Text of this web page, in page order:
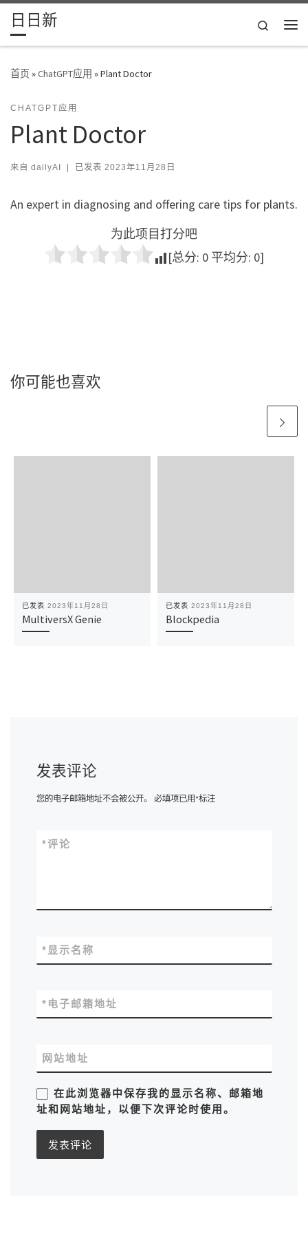
Skip to content
日日新
Search
首页»ChatGPT应用 »Plant Doctor
CHATGPT应用
Plant Doctor
来自 dailyAI | 已发表 2023年11月28日
An expert in diagnosing and offering care tips for plants.
为此项目打分吧
[总分: 0 平均分: 0]
你可能也喜欢
已发表 2023年11月28日
MultiversX Genie
已发表 2023年11月28日
Blockpedia
发表评论
您的电子邮箱地址不会被公开。 必填项已用*标注
评论
*
显示名称
*
电子邮箱地址
*
网站地址
在此浏览器中保存我的显示名称、邮箱地
址和网站地址，以便下次评论时使用。